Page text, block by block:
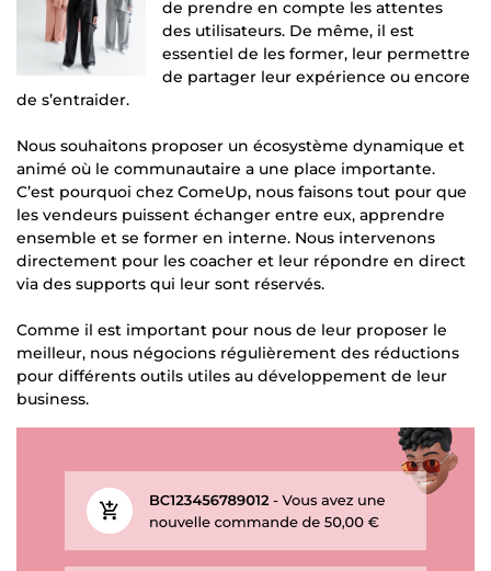
de prendre en compte les attentes
des utilisateurs. De même, il est
essentiel de les former, leur permettre
de partager leur expérience ou encore
de s’entraider.
Nous souhaitons proposer un écosystème dynamique et
animé où le communautaire a une place importante.
C’est pourquoi chez ComeUp, nous faisons tout pour que
les vendeurs puissent échanger entre eux, apprendre
ensemble et se former en interne. Nous intervenons
directement pour les coacher et leur répondre en direct
via des supports qui leur sont réservés.
Comme il est important pour nous de leur proposer le
meilleur, nous négocions régulièrement des réductions
pour différents outils utiles au développement de leur
business.